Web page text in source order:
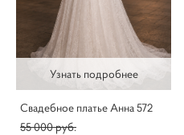
Узнать подробнее
Свадебное платье Анна 572
55 000 pуб.